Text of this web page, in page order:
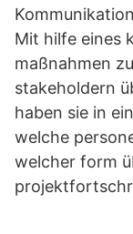
Mit hilfe eines
maßnahmen
stakeholdern
haben sie in
welche
welcher form